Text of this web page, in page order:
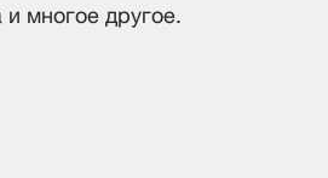
многое другое.